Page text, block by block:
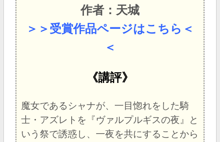
作者：天城
＞＞受賞作品ページはこちら＜
＜
《講評》
魔女であるシャナが、一目惚れをした騎
士・アズレトを『ヴァルプルギスの夜』と
いう祭で誘惑し、一夜を共にすることから